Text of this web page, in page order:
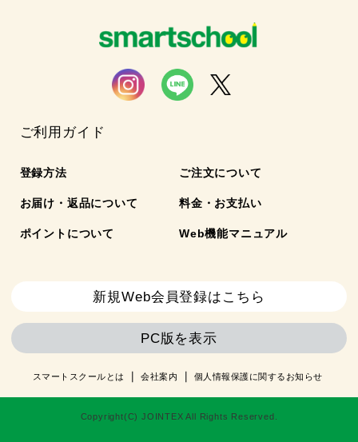
ご利用ガイド
登録方法 ご注文について
お届け・返品について 料金・お支払い
ポイントについて Web機能マニュアル
新規Web会員登録はこちら
PC版を表示
スマートスクールとは 会社案内 個人情報保護に関するお知らせ
Copyright(C) JOINTEX All Rights Reserved.